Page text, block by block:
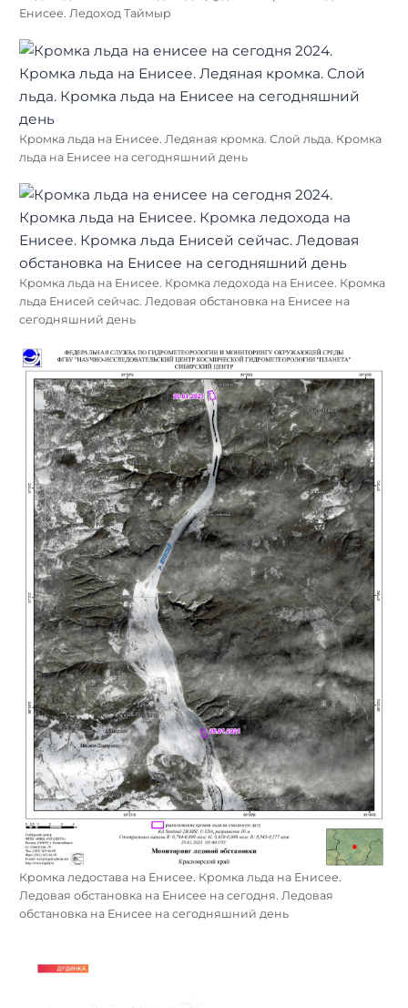
Енисее. Ледоход Таймыр
Кромка льда на Енисее. Ледяная кромка. Слой льда. Кромка
льда на Енисее на сегодняшний день
Кромка льда на Енисее. Кромка ледохода на Енисее. Кромка
льда Енисей сейчас. Ледовая обстановка на Енисее на
сегодняшний день
Кромка ледостава на Енисее. Кромка льда на Енисее.
Ледовая обстановка на Енисее на сегодня. Ледовая
обстановка на Енисее на сегодняшний день